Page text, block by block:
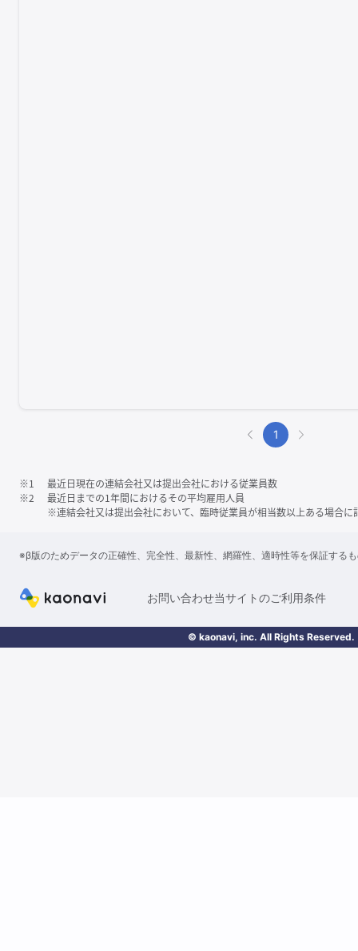
1
※1
最近日現在の連結会社又は提出会社における従業員数
※2
最近日までの1年間におけるその平均雇用人員
※連結会社又は提出会社において、臨時従業員が相当数以上ある場合に
※β版のためデータの正確性、完全性、最新性、網羅性、適時性等を保証する
お問い合わせ当サイトのご利用条件
© kaonavi, inc. All Rights Reserved.